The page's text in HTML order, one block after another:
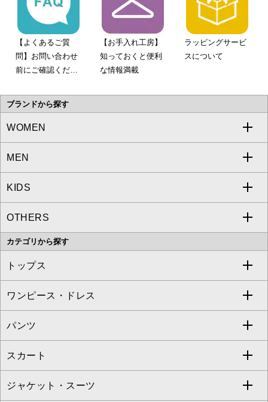
【よくあるご質
問】お問い合わせ
前にご確認くださ
【お手入れ工房】
知っておくと便利
な情報満載
ラッピングサービ
スについて
ブランドから探す
WOMEN
a.v.v
MICHEL KLEIN
MK MICHEL KLEIN
OFUON le MK
MEN
a.v.v
MICHEL KLEIN HOMME
MK MICHEL KLEIN HOMME
KIDS
a.v.v
OTHERS
MK MICHEL KLEIN BAG
カテゴリから探す
トップス
すべてのトップス
カットソー・Tシャツ
ブラウス・シャツ
ニット・セーター
ワンピース・ドレス
すべてのワンピース・ドレス
ワンピース
ドレス
パンツ
すべてのパンツ
フルレングスパンツ
スカート
すべてのスカート
ジャケット・スーツ